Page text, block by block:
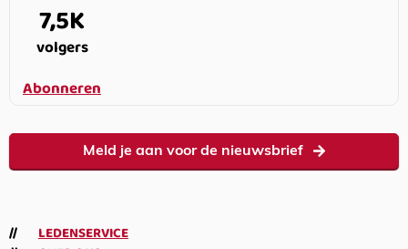
7,5K
volgers
Abonneren
Meld je aan voor de nieuwsbrief
LEDENSERVICE